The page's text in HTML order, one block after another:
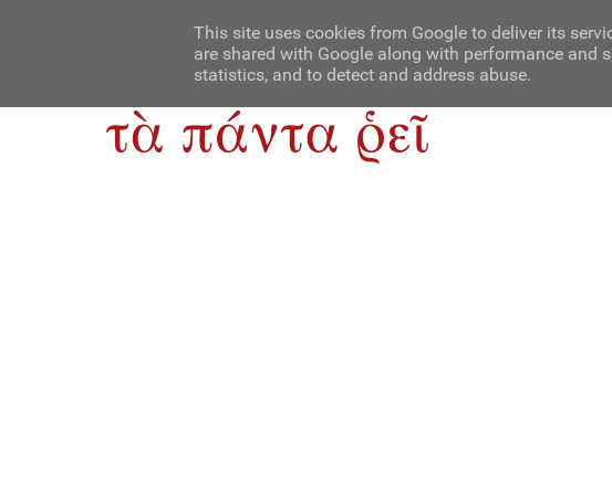
Contact Us About Us
This site uses cookies from Google to deliver its
are shared with Google along with performance and
statistics, and to detect and address abuse.